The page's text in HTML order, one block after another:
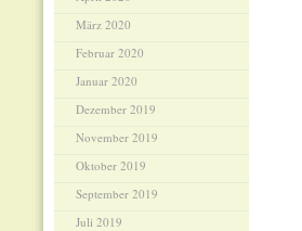
März 2020
Februar 2020
Januar 2020
Dezember 2019
November 2019
Oktober 2019
September 2019
Juli 2019